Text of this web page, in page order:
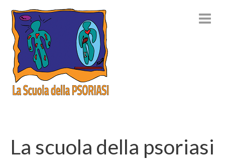
La scuola della psoriasi